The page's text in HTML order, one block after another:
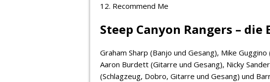
12. Recommend Me
Steep Canyon Rangers – die
Graham Sharp (Banjo und Gesang), Mike
Aaron Burdett (Gitarre und Gesang), Nicky
(Schlagzeug, Dobro, Gitarre und Gesang) und